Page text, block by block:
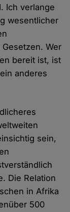
Ich verlange
wesentlicher
Wer
bereit ist, ist
anderes
sein,
Die Relation
in Afrika
500